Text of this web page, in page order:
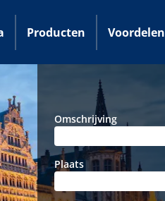
Producten Voordelen
Omschrijving
Plaats